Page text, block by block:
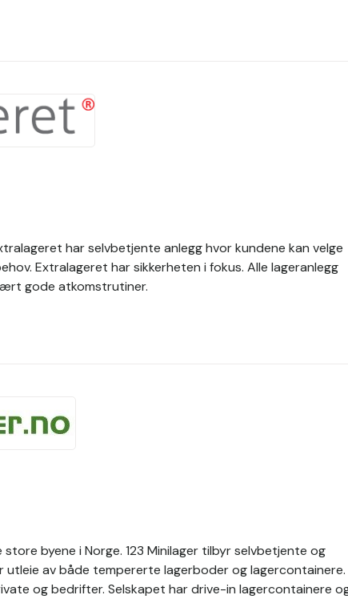
har selvbetjente anlegg hvor kundene kan velge
Extralageret har sikkerheten i fokus. Alle lageranlegg
gode atkomstrutiner.
byene i Norge. 123 Minilager tilbyr selvbetjente og
utleie av både tempererte lagerboder og lagercontainere.
og bedrifter. Selskapet har drive-in lagercontainere